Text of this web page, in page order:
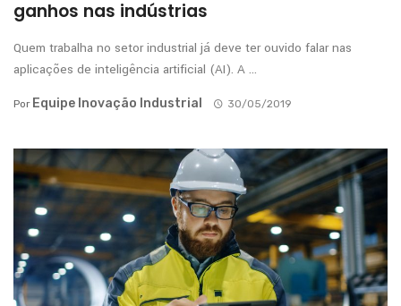
ganhos nas indústrias
Quem trabalha no setor industrial já deve ter ouvido falar nas
aplicações de inteligência artificial (AI). A ...
Por Equipe Inovação Industrial 30/05/2019